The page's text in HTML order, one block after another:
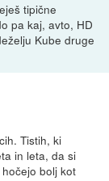
tipične
pa kaj, avto, HD
Kube druge
Tistih, ki
in leta, da si
bolj kot